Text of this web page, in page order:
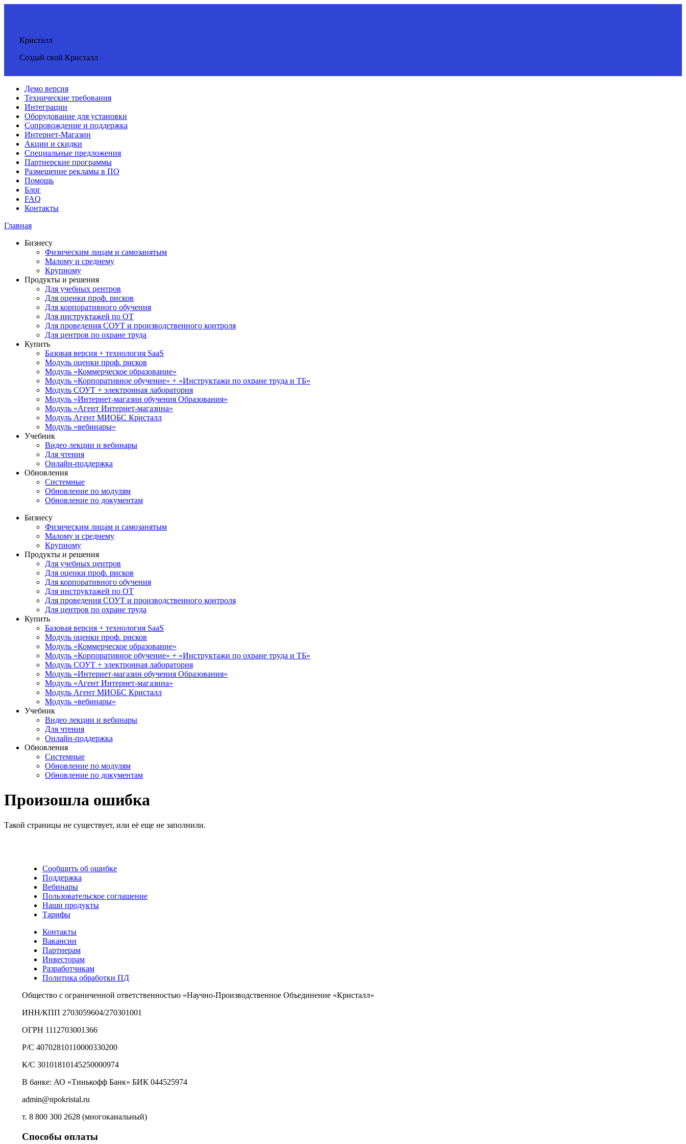
Кристалл
Создай свой Кристалл
Демо версия
Технические требования
Интеграции
Оборудование для установки
Сопровождение и поддержка
Интернет-Магазин
Акции и скидки
Специальные предложения
Партнерские программы
Размещение рекламы в ПО
Помощь
Блог
FAQ
Контакты
Главная
Бизнесу
Физическим лицам и самозанятым
Малому и среднему
Крупному
Продукты и решения
Для учебных центров
Для оценки проф. рисков
Для корпоративного обучения
Для инструктажей по ОТ
Для проведения СОУТ и производственного контроля
Для центров по охране труда
Купить
Базовая версия + технология SaaS
Модуль оценки проф. рисков
Модуль «Коммерческое образование»
Модуль «Корпоративное обучение» + «Инструктажи по охране труда и ТБ»
Модуль СОУТ + электронная лаборатория
Модуль «Интернет-магазин обучения Образования»
Модуль «Агент Интернет-магазина»
Модуль Агент МИОБС Кристалл
Модуль «вебинары»
Учебник
Видео лекции и вебинары
Для чтения
Онлайн-поддержка
Обновления
Системные
Обновление по модулям
Обновление по документам
Бизнесу
Физическим лицам и самозанятым
Малому и среднему
Крупному
Продукты и решения
Для учебных центров
Для оценки проф. рисков
Для корпоративного обучения
Для инструктажей по ОТ
Для проведения СОУТ и производственного контроля
Для центров по охране труда
Купить
Базовая версия + технология SaaS
Модуль оценки проф. рисков
Модуль «Коммерческое образование»
Модуль «Корпоративное обучение» + «Инструктажи по охране труда и ТБ»
Модуль СОУТ + электронная лаборатория
Модуль «Интернет-магазин обучения Образования»
Модуль «Агент Интернет-магазина»
Модуль Агент МИОБС Кристалл
Модуль «вебинары»
Учебник
Видео лекции и вебинары
Для чтения
Онлайн-поддержка
Обновления
Системные
Обновление по модулям
Обновление по документам
Произошла ошибка
Такой страницы не существует, или её еще не заполнили.
Сообщить об ошибке
Поддержка
Вебинары
Пользовательское соглашение
Наши продукты
Тарифы
Контакты
Вакансии
Партнерам
Инвесторам
Разработчикам
Политика обработки ПД
Общество с ограниченной ответственностью «Научно-Производственное Объединение «Кристалл»
ИНН/КПП 2703059604/270301001
ОГРН 1112703001366
Р/С 40702810110000330200
К/С 30101810145250000974
В банке: АО «Тинькофф Банк» БИК 044525974
admin@npokristal.ru
т. 8 800 300 2628 (многоканальный)
Способы оплаты